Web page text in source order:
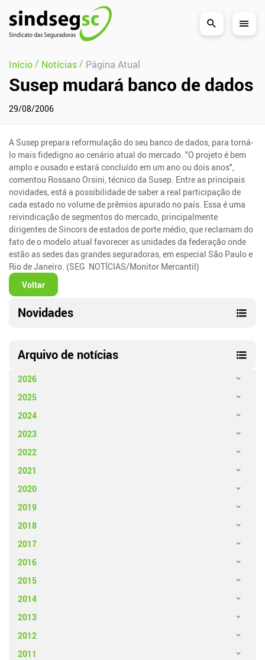
Pular Navegação (s)
Início/ Notícias/ Página Atual
Susep mudará banco de dados
29/08/2006
A Susep prepara reformulação do seu banco de dados, para torná-
lo mais fidedigno ao cenário atual do mercado. "O projeto é bem
amplo e ousado e estará concluído em um ano ou dois anos",
comentou Rossano Orsini, técnico da Susep. Entre as principais
novidades, está a possibilidade de saber a real participação de
cada estado no volume de prêmios apurado no país. Essa é uma
reivindicação de segmentos do mercado, principalmente
dirigentes de Sincors de estados de porte médio, que reclamam do
fato de o modelo atual favorecer as unidades da federação onde
estão as sedes das grandes seguradoras, em especial São Paulo e
Rio de Janeiro. (SEG NOTÍCIAS/Monitor Mercantil)
Voltar
Novidades
Arquivo de notícias
2026
2025
2024
2023
2022
2021
2020
2019
2018
2017
2016
2015
2014
2013
2012
2011